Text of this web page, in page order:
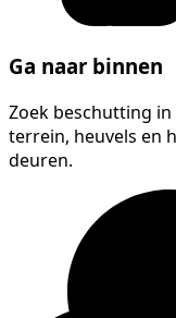
Ga naar binnen
Zoek beschutting
terrein, heuvels en
deuren.